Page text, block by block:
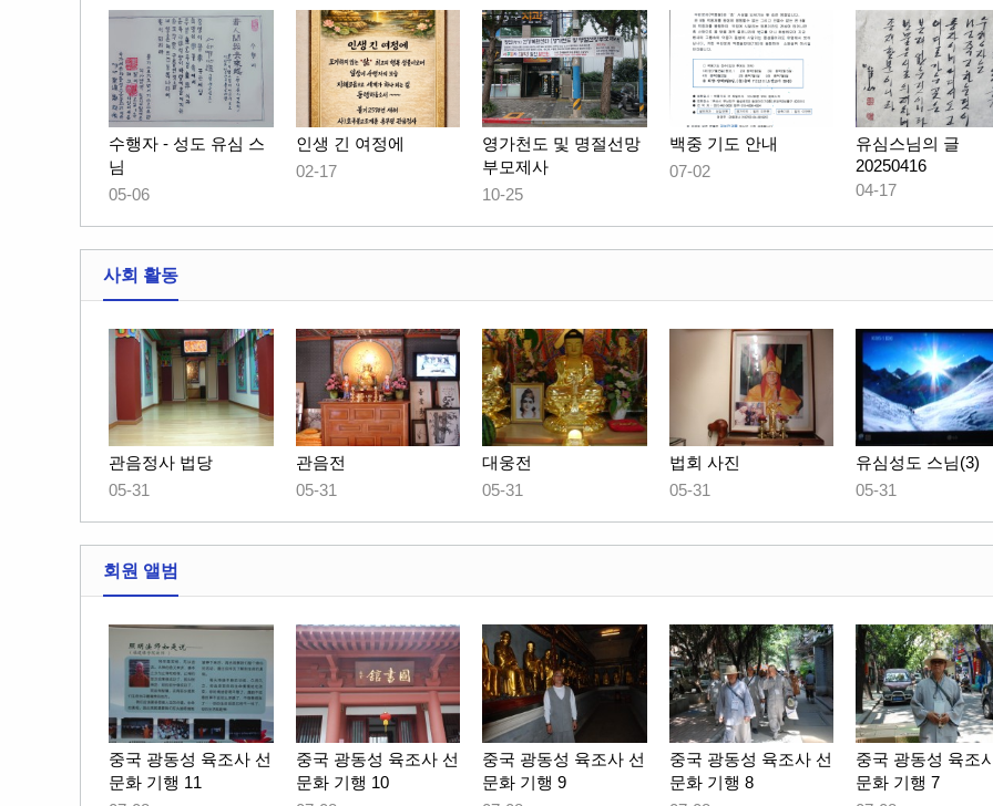
수행자 - 성도 유심 스
님
05-06
인생 긴 여정에
02-17
영가천도 및 명절선망
부모제사
10-25
백중 기도 안내
07-02
유심스님의 글
20250416
04-17
사회 활동
관음정사 법당
05-31
관음전
05-31
대웅전
05-31
법회 사진
05-31
유심성도 스님(3)
05-31
회원 앨범
중국 광동성 육조사 선
문화 기행 11
중국 광동성 육조사 선
문화 기행 10
중국 광동성 육조사 선
문화 기행 9
중국 광동성 육조사 선
문화 기행 8
중국 광동성 육조
문화 기행 7